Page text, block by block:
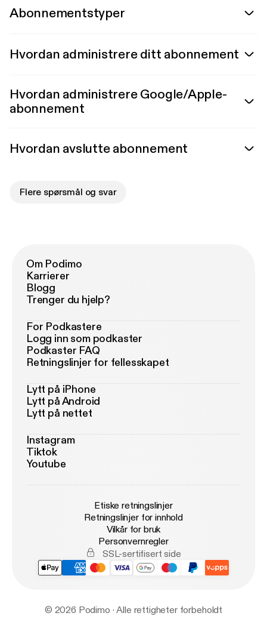
Abonnementstyper
Hvordan administrere ditt abonnement
Hvordan administrere Google/Apple-
abonnement
Hvordan avslutte abonnement
Flere spørsmål og svar
Om Podimo
Karrierer
Blogg
Trenger du hjelp?
For Podkastere
Logg inn som podkaster
Podkaster FAQ
Retningslinjer for fellesskapet
Lytt på iPhone
Lytt på Android
Lytt på nettet
Instagram
Tiktok
Youtube
Etiske retningslinjer
Retningslinjer for innhold
Vilkår for bruk
Personvernregler
SSL-sertifisert side
© 2026 Podimo · Alle rettigheter forbeholdt